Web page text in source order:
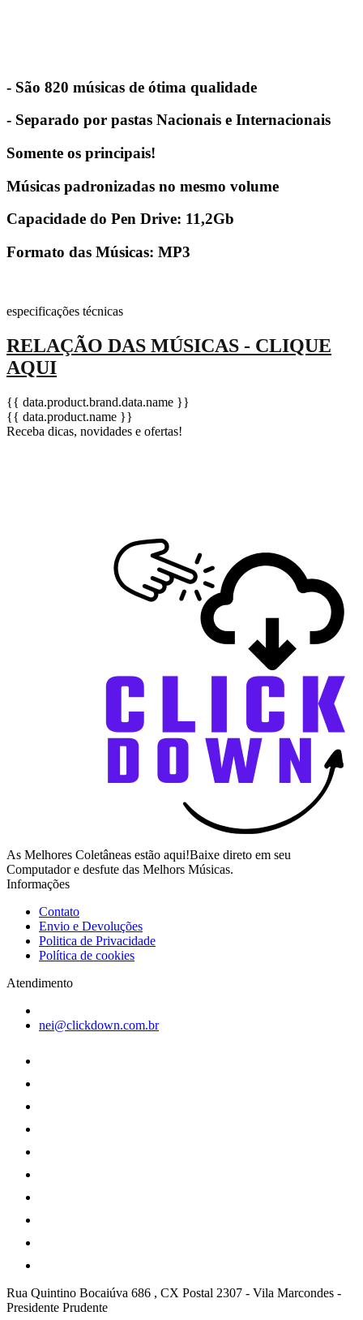
- São 820 músicas de ótima qualidade
- Separado por pastas Nacionais e Internacionais
Somente os principais!
Músicas padronizadas no mesmo volume
Capacidade do Pen Drive: 11,2Gb
Formato das Músicas: MP3
especificações técnicas
RELAÇÃO DAS MÚSICAS - CLIQUE
AQUI
{{ data.product.brand.data.name }}
{{ data.product.name }}
Receba dicas, novidades e ofertas!
As Melhores Coletâneas estão aqui!Baixe direto em seu
Computador e desfute das Melhors Músicas.
Informações
Contato
Envio e Devoluções
Politica de Privacidade
Política de cookies
Atendimento
nei@clickdown.com.br
Rua Quintino Bocaiúva 686 , CX Postal 2307 - Vila Marcondes -
Presidente Prudente